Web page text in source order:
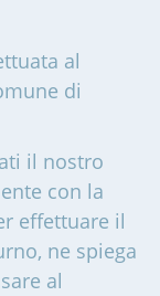
al
di
il nostro
con la
effettuare il
ne spiega
al